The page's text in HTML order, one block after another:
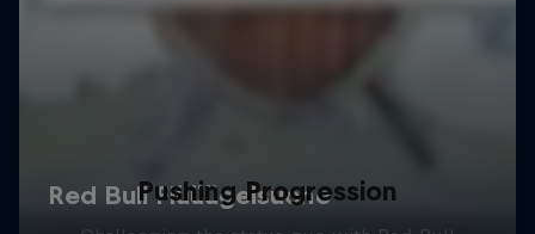
Pushing Progression